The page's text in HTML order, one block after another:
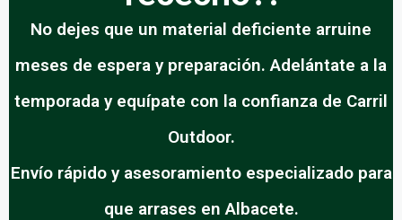
No dejes que un material deficiente arruine
meses de espera y preparación. Adelántate a la
temporada y equípate con la confianza de Carril
Outdoor.
Envío rápido y asesoramiento especializado para
que arrases en Albacete.